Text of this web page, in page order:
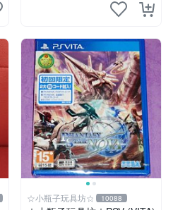
☆小瓶子玩具坊☆ 10088